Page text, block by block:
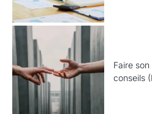
Faire
conseils